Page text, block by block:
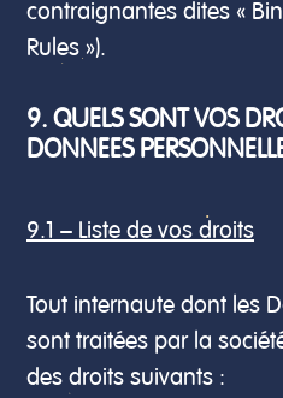
contraignantes dites «
Rules »).
9. QUELS SONT VOS
DONNEES
9.1 – Liste de vos droits
Tout internaute dont les
sont traitées par la
des droits suivants :